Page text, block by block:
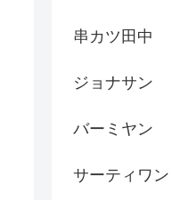
串カツ田中
ジョナサン
バーミヤン
サーティワン